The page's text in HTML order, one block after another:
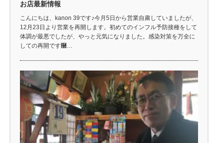
お店最新情報
こんにちは、kanon 39です♪今月5日から営業自粛していましたが、
12月23日より営業を再開します。初めてのインフル予防接種をして
体調が最悪でしたが、やっと元気になりました。感染対策を万全に
しての再開です࿠…